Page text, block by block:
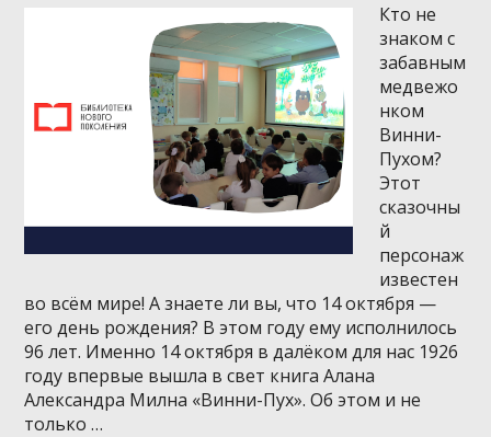
Кто не
знаком с
забавным
медвежо
нком
Винни-
Пухом?
Этот
сказочны
й
персонаж
известен
во всём мире! А знаете ли вы, что 14 октября —
его день рождения? В этом году ему исполнилось
96 лет. Именно 14 октября в далёком для нас 1926
году впервые вышла в свет книга Алана
Александра Милна «Винни-Пух». Об этом и не
только …